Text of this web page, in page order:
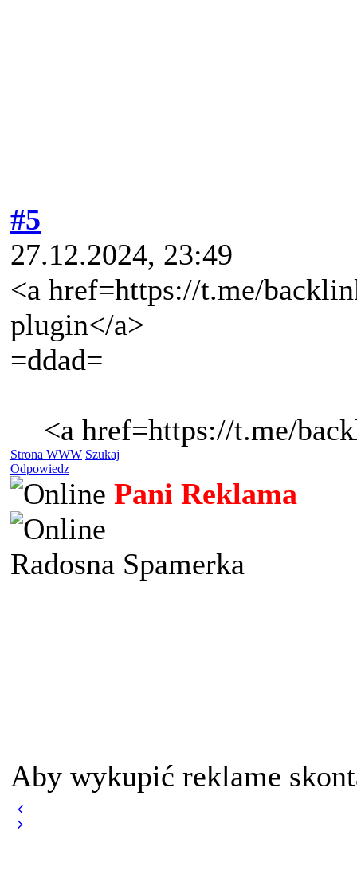
#5
27.12.2024, 23:49
<a href=https://t.me/
plugin</a>
=ddad=
<a href=https://t.me/
Strona WWW Szukaj
Odpowiedz
Pani Reklama
Radosna Spamerka
Aby wykupić reklame